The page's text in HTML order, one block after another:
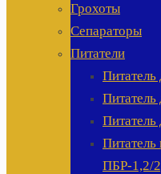
Грохоты
Сепараторы
Питатели
ПБР-1,2/